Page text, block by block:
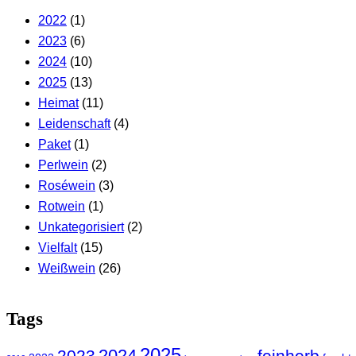
2022 (1)
2023 (6)
2024 (10)
2025 (13)
Heimat (11)
Leidenschaft (4)
Paket (1)
Perlwein (2)
Roséwein (3)
Rotwein (1)
Unkategorisiert (2)
Vielfalt (15)
Weißwein (26)
Tags